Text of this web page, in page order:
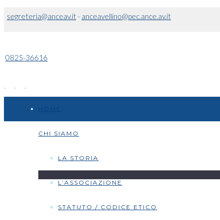
segreteria@anceav.it- anceavellino@pec.ance.av.it
0825-36616
CHI SIAMO
LA STORIA
L’ASSOCIAZIONE
STATUTO / CODICE ETICO